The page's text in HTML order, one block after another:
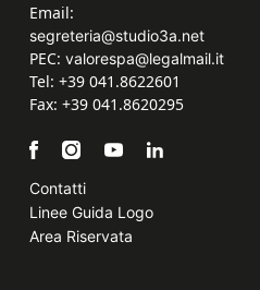
Email:
segreteria@studio3a.net
PEC: valorespa@legalmail.it
Tel: +39 041.8622601
Fax: +39 041.8620295
Contatti
Linee Guida Logo
Area Riservata